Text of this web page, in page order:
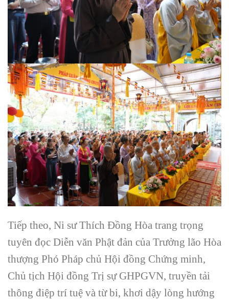
Tiếp theo, Ni sư Thích Đồng Hòa trang trọng
tuyên đọc Diễn văn Phật đản của Trưởng lão Hòa
thượng Phó Pháp chủ Hội đồng Chứng minh,
Chủ tịch Hội đồng Trị sự GHPGVN, truyền tải
thông điệp trí tuệ và từ bi, khơi dậy lòng hướng